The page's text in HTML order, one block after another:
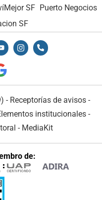
SF Puerto Negocios
SF
- Receptorías de avisos -
institucionales-
- MediaKit
de: